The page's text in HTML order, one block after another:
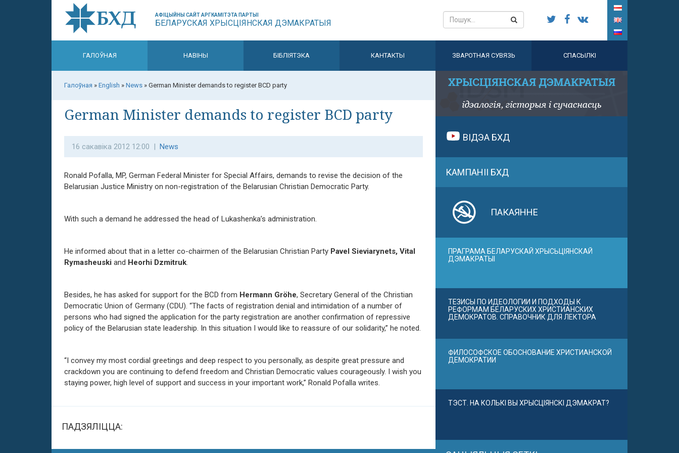
АФІЦЫЙНЫ САЙТ АРГКАМІТЭТА ПАРТЫІ
БЕЛАРУСКАЯ ХРЫСЦІЯНСКАЯ ДЭМАКРАТЫЯ
ГАЛОЎНАЯ НАВІНЫ БІБЛІЯТЭКА КАНТАКТЫ ЗВАРОТНАЯ СУВЯЗЬ СПАСЫЛКІ
Галоўная » English » News » German Minister demands to register BCD party
German Minister demands to register BCD party
16 сакавіка 2012 12:00 | News
Ronald Pofalla, MP, German Federal Minister for Special Affairs, demands to revise the decision of the
Belarusian Justice Ministry on non-registration of the Belarusian Christian Democratic Party.
With such a demand he addressed the head of Lukashenka’s administration.
He informed about that in a letter co-chairmen of the Belarusian Christian Party Pavel Sieviarynets, Vital
Rymasheuski and Heorhi Dzmitruk.
Besides, he has asked for support for the BCD from Hermann Gröhe, Secretary General of the Christian
Democratic Union of Germany (CDU). “The facts of registration denial and intimidation of a number of
persons who had signed the application for the party registration are another confirmation of repressive
policy of the Belarusian state leadership. In this situation I would like to reassure of our solidarity,” he noted.
“I convey my most cordial greetings and deep respect to you personally, as despite great pressure and
crackdown you are continuing to defend freedom and Christian Democratic values courageously. I wish you
staying power, high level of support and success in your important work,” Ronald Pofalla writes.
ПАДЗЯЛІЦЦА:
ВІДЭА БХД
КАМПАНІІ БХД
ПАКАЯННЕ
ПРАГРАМА БЕЛАРУСКАЙ ХРЫСЬЦІЯНСКАЙ
ДЭМАКРАТЫІ
ТЕЗИСЫ ПО ИДЕОЛОГИИ И ПОДХОДЫ К
РЕФОРМАМ БЕЛАРУСКИХ ХРИСТИАНСКИХ
ДЕМОКРАТОВ. СПРАВОЧНИК ДЛЯ ЛЕКТОРА
ФИЛОСОФСКОЕ ОБОСНОВАНИЕ ХРИСТИАНСКОЙ
ДЕМОКРАТИИ
ТЭСТ. НА КОЛЬКІ ВЫ ХРЫСЦІЯНСКІ ДЭМАКРАТ?